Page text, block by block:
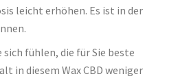
leicht erhöhen. Es ist in der
sich fühlen, die für Sie beste
in diesem Wax CBD weniger